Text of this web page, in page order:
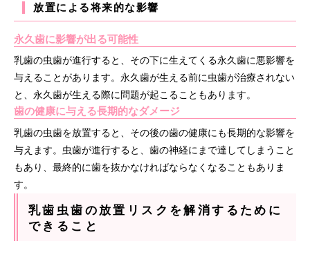
放置による将来的な影響
永久歯に影響が出る可能性
乳歯の虫歯が進行すると、その下に生えてくる永久歯に悪影響を
与えることがあります。永久歯が生える前に虫歯が治療されない
と、永久歯が生える際に問題が起こることもあります。
歯の健康に与える長期的なダメージ
乳歯の虫歯を放置すると、その後の歯の健康にも長期的な影響を
与えます。虫歯が進行すると、歯の神経にまで達してしまうこと
もあり、最終的に歯を抜かなければならなくなることもありま
す。
乳歯虫歯の放置リスクを解消するために
できること